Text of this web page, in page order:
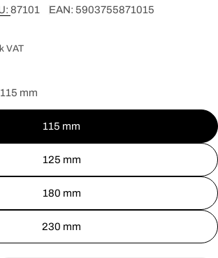
87101 EAN: 5903755871015
VAT
115 mm
115 mm
125 mm
180 mm
230 mm